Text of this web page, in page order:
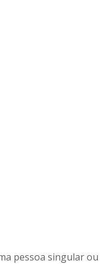
pessoa singular ou